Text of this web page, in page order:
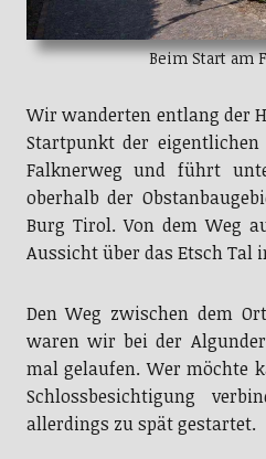
Beim Start am
Wir wanderten entlang der
Startpunkt der
Falknerweg und führt
oberhalb der
Burg Tirol. Von dem Weg
Aussicht über das Etsch Tal
Den Weg zwischen dem
waren wir bei der
mal gelaufen. Wer möchte
Schlossbesichtigung
allerdings zu spät gestartet.